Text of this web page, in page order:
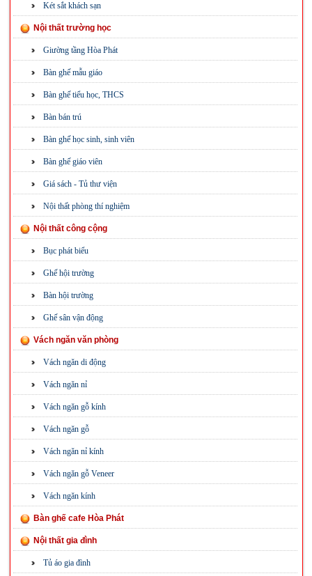
Két sắt khách sạn
Nội thất trường học
Giường tầng Hòa Phát
Bàn ghế mẫu giáo
Bàn ghế tiểu học, THCS
Bàn bán trú
Bàn ghế học sinh, sinh viên
Bàn ghế giáo viên
Giá sách - Tủ thư viện
Nội thất phòng thí nghiệm
Nội thất công cộng
Bục phát biểu
Ghế hội trường
Bàn hội trường
Ghế sân vận động
Vách ngăn văn phòng
Vách ngăn di động
Vách ngăn nỉ
Vách ngăn gỗ kính
Vách ngăn gỗ
Vách ngăn nỉ kính
Vách ngăn gỗ Veneer
Vách ngăn kính
Bàn ghế cafe Hòa Phát
Nội thất gia đình
Tủ áo gia đình